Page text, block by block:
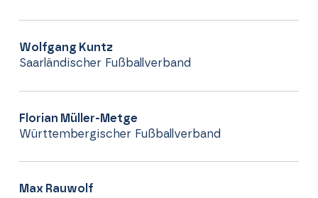
Wolfgang Kuntz
Saarländischer Fußballverband
Florian Müller-Metge
Württembergischer Fußballverband
Max Rauwolf